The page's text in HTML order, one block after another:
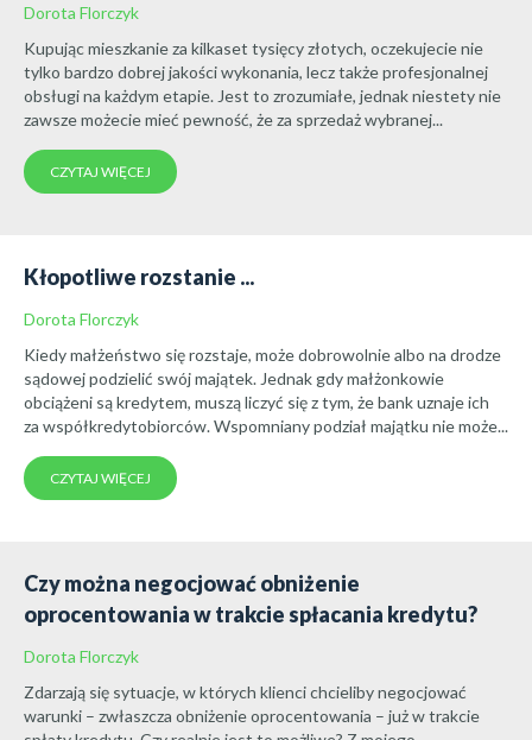
Dorota Florczyk
Kupując mieszkanie za kilkaset tysięcy złotych, oczekujecie nie
tylko bardzo dobrej jakości wykonania, lecz także profesjonalnej
obsługi na każdym etapie. Jest to zrozumiałe, jednak niestety nie
zawsze możecie mieć pewność, że za sprzedaż wybranej...
CZYTAJ WIĘCEJ
Kłopotliwe rozstanie ...
Dorota Florczyk
Kiedy małżeństwo się rozstaje, może dobrowolnie albo na drodze
sądowej podzielić swój majątek. Jednak gdy małżonkowie
obciążeni są kredytem, muszą liczyć się z tym, że bank uznaje ich
za współkredytobiorców. Wspomniany podział majątku nie może...
CZYTAJ WIĘCEJ
Czy można negocjować obniżenie
oprocentowania w trakcie spłacania kredytu?
Dorota Florczyk
Zdarzają się sytuacje, w których klienci chcieliby negocjować
warunki – zwłaszcza obniżenie oprocentowania – już w trakcie